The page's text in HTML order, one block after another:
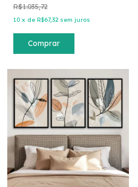
R$1.035,72
10 x de R$67,32 sem juros
Comprar